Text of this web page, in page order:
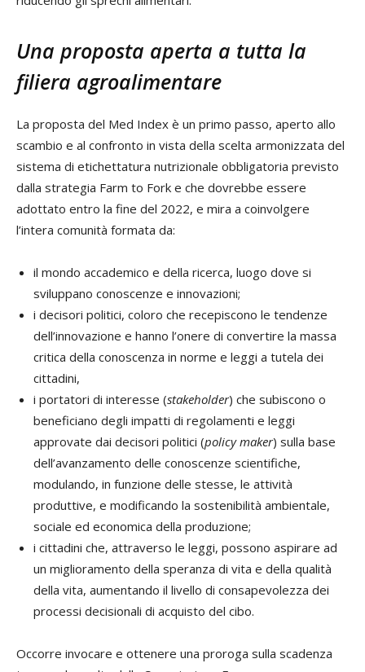
Una proposta aperta a tutta la
filiera agroalimentare
La proposta del Med Index è un primo passo, aperto allo
scambio e al confronto in vista della scelta armonizzata del
sistema di etichettatura nutrizionale obbligatoria previsto
dalla strategia Farm to Fork e che dovrebbe essere
adottato entro la fine del 2022, e mira a coinvolgere
l’intera comunità formata da:
il mondo accademico e della ricerca, luogo dove si
sviluppano conoscenze e innovazioni;
i decisori politici, coloro che recepiscono le tendenze
dell’innovazione e hanno l’onere di convertire la massa
critica della conoscenza in norme e leggi a tutela dei
cittadini,
i portatori di interesse (stakeholder) che subiscono o
beneficiano degli impatti di regolamenti e leggi
approvate dai decisori politici (policy maker) sulla base
dell’avanzamento delle conoscenze scientifiche,
modulando, in funzione delle stesse, le attività
produttive, e modificando la sostenibilità ambientale,
sociale ed economica della produzione;
i cittadini che, attraverso le leggi, possono aspirare ad
un miglioramento della speranza di vita e della qualità
della vita, aumentando il livello di consapevolezza dei
processi decisionali di acquisto del cibo.
Occorre invocare e ottenere una proroga sulla scadenza